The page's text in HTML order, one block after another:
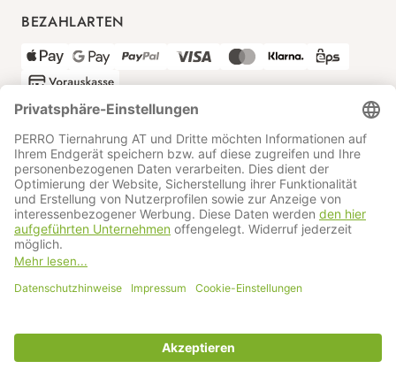
BEZAHLARTEN
VERSANDPARTNER